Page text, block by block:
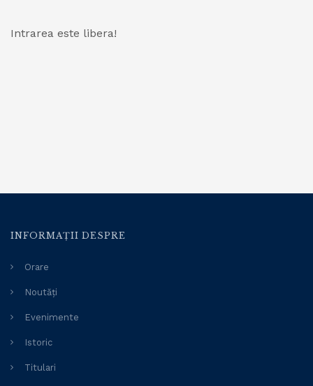
Intrarea este libera!
INFORMAȚII DESPRE
Orare
Noutăți
Evenimente
Istoric
Titulari